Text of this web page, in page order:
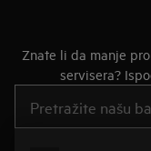
Znate li da manje
servisera?